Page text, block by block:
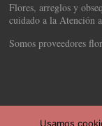
Flores, arreglos y
cuidado a la Atención
Somos proveedores
Usamos